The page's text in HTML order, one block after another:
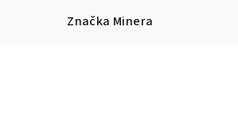
Značka Minera